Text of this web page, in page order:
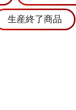
生産終了商品